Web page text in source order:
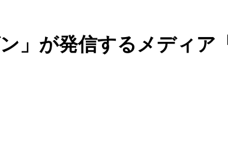
」が発信するメディア